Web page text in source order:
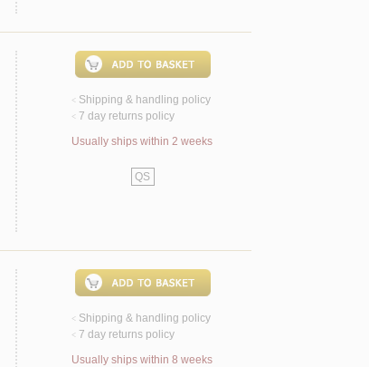
< Shipping & handling policy
< 7 day returns policy
Usually ships within 2 weeks
QS
< Shipping & handling policy
< 7 day returns policy
Usually ships within 8 weeks